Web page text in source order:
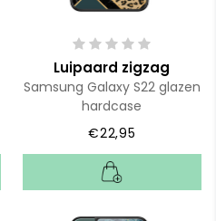
Luipaard zigzag
Samsung Galaxy S22 glazen
hardcase
€22,95